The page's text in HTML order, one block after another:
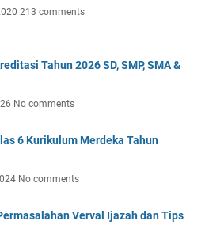
213 comments
Tahun 2026 SD, SMP, SMA &
No comments
6 Kurikulum Merdeka Tahun
No comments
Verval Ijazah dan Tips